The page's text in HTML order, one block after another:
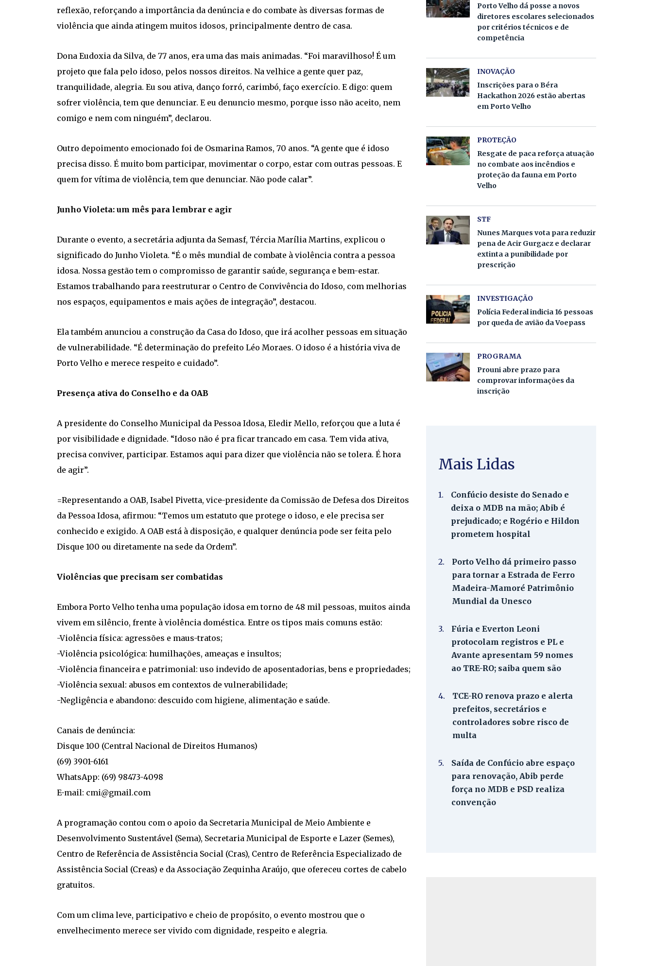
reflexão, reforçando a importância da denúncia e do combate às diversas formas de
violência que ainda atingem muitos idosos, principalmente dentro de casa.
Dona Eudoxia da Silva, de 77 anos, era uma das mais animadas. “Foi maravilhoso! É um
projeto que fala pelo idoso, pelos nossos direitos. Na velhice a gente quer paz,
tranquilidade, alegria. Eu sou ativa, danço forró, carimbó, faço exercício. E digo: quem
sofrer violência, tem que denunciar. E eu denuncio mesmo, porque isso não aceito, nem
comigo e nem com ninguém”, declarou.
Outro depoimento emocionado foi de Osmarina Ramos, 70 anos. “A gente que é idoso
precisa disso. É muito bom participar, movimentar o corpo, estar com outras pessoas. E
quem for vítima de violência, tem que denunciar. Não pode calar”.
Junho Violeta: um mês para lembrar e agir
Durante o evento, a secretária adjunta da Semasf, Tércia Marília Martins, explicou o
significado do Junho Violeta. “É o mês mundial de combate à violência contra a pessoa
idosa. Nossa gestão tem o compromisso de garantir saúde, segurança e bem-estar.
Estamos trabalhando para reestruturar o Centro de Convivência do Idoso, com melhorias
nos espaços, equipamentos e mais ações de integração”, destacou.
Ela também anunciou a construção da Casa do Idoso, que irá acolher pessoas em situação
de vulnerabilidade. “É determinação do prefeito Léo Moraes. O idoso é a história viva de
Porto Velho e merece respeito e cuidado”.
Presença ativa do Conselho e da OAB
A presidente do Conselho Municipal da Pessoa Idosa, Eledir Mello, reforçou que a luta é
por visibilidade e dignidade. “Idoso não é pra ficar trancado em casa. Tem vida ativa,
precisa conviver, participar. Estamos aqui para dizer que violência não se tolera. É hora
de agir”.
=Representando a OAB, Isabel Pivetta, vice-presidente da Comissão de Defesa dos Direitos
da Pessoa Idosa, afirmou: “Temos um estatuto que protege o idoso, e ele precisa ser
conhecido e exigido. A OAB está à disposição, e qualquer denúncia pode ser feita pelo
Disque 100 ou diretamente na sede da Ordem”.
Violências que precisam ser combatidas
Embora Porto Velho tenha uma população idosa em torno de 48 mil pessoas, muitos ainda
vivem em silêncio, frente à violência doméstica. Entre os tipos mais comuns estão:
-Violência física: agressões e maus-tratos;
-Violência psicológica: humilhações, ameaças e insultos;
-Violência financeira e patrimonial: uso indevido de aposentadorias, bens e propriedades;
-Violência sexual: abusos em contextos de vulnerabilidade;
-Negligência e abandono: descuido com higiene, alimentação e saúde.
Canais de denúncia:
Disque 100 (Central Nacional de Direitos Humanos)
(69) 3901-6161
WhatsApp: (69) 98473-4098
E-mail: cmi@gmail.com
A programação contou com o apoio da Secretaria Municipal de Meio Ambiente e
Desenvolvimento Sustentável (Sema), Secretaria Municipal de Esporte e Lazer (Semes),
Centro de Referência de Assistência Social (Cras), Centro de Referência Especializado de
Assistência Social (Creas) e da Associação Zequinha Araújo, que ofereceu cortes de cabelo
gratuitos.
Com um clima leve, participativo e cheio de propósito, o evento mostrou que o
envelhecimento merece ser vivido com dignidade, respeito e alegria.
Porto Velho dá posse a novos
diretores escolares selecionados
por critérios técnicos e de
competência
INOVAÇÃO
Inscrições para o Béra
Hackathon 2026 estão abertas
em Porto Velho
PROTEÇÃO
Resgate de paca reforça atuação
no combate aos incêndios e
proteção da fauna em Porto
Velho
STF
Nunes Marques vota para reduzir
pena de Acir Gurgacz e declarar
extinta a punibilidade por
prescrição
INVESTIGAÇÃO
Polícia Federal indicia 16 pessoas
por queda de avião da Voepass
PROGRAMA
Prouni abre prazo para
comprovar informações da
inscrição
Mais Lidas
1.
Confúcio desiste do Senado e
deixa o MDB na mão; Abib é
prejudicado; e Rogério e Hildon
prometem hospital
2.
Porto Velho dá primeiro passo
para tornar a Estrada de Ferro
Madeira-Mamoré Patrimônio
Mundial da Unesco
3.
Fúria e Everton Leoni
protocolam registros e PL e
Avante apresentam 59 nomes
ao TRE-RO; saiba quem são
4.
TCE-RO renova prazo e alerta
prefeitos, secretários e
controladores sobre risco de
multa
5.
Saída de Confúcio abre espaço
para renovação, Abib perde
força no MDB e PSD realiza
convenção